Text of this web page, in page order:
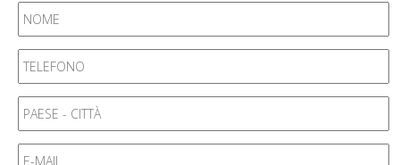
Nome
Telefono
Paese - Città
E-Mail